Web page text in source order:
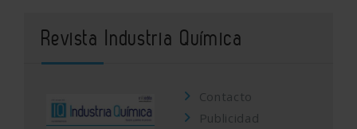
Revista Industria Química
Contacto
Publicidad